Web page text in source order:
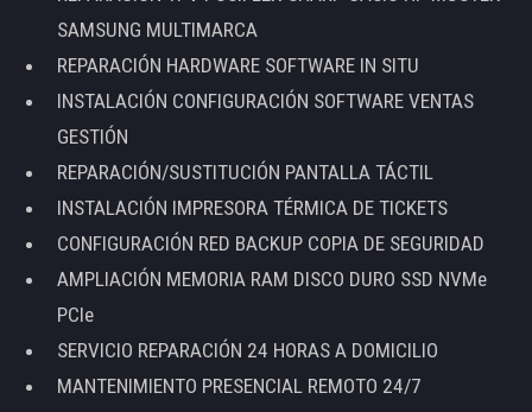
SAMSUNG MULTIMARCA
REPARACIÓN HARDWARE SOFTWARE IN SITU
INSTALACIÓN CONFIGURACIÓN SOFTWARE VENTAS
GESTIÓN
REPARACIÓN/SUSTITUCIÓN PANTALLA TÁCTIL
INSTALACIÓN IMPRESORA TÉRMICA DE TICKETS
CONFIGURACIÓN RED BACKUP COPIA DE SEGURIDAD
AMPLIACIÓN MEMORIA RAM DISCO DURO SSD NVMe
PCIe
SERVICIO REPARACIÓN 24 HORAS A DOMICILIO
MANTENIMIENTO PRESENCIAL REMOTO 24/7